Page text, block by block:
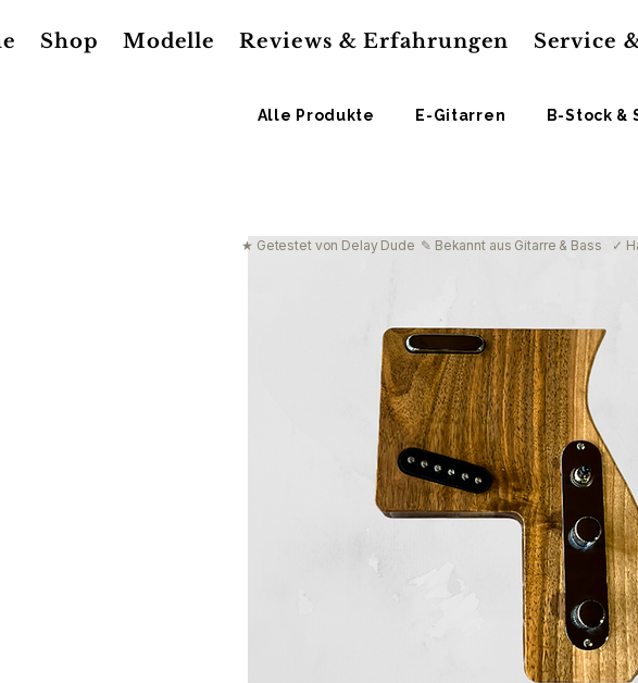
Shop Modelle Reviews & Erfahrungen Service
Alle Produkte E-Gitarren B-Stock &
★ Getestet von Delay Dude ✎ Bekannt aus Gitarre & Bass ✓